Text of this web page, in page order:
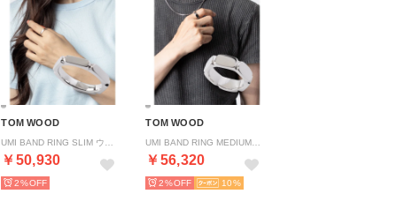
TOM WOOD
￥50,930
2%
TOM WOOD
￥56,320
2% 10